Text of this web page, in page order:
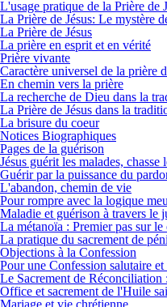
L'usage pratique de la Prière de
La Prière de Jésus: Le mystère
La Prière de Jésus
La prière en esprit et en vérité
Prière vivante
Caractère universel de la prière
En chemin vers la prière
La recherche de Dieu dans la
La Prière de Jésus dans la
La brisure du coeur
Notices Biographiques
Pages de la guérison
Jésus guérit les malades, chasse
Guérir par la puissance du
L'abandon, chemin de vie
Pour rompre avec la logique
Maladie et guérison à travers le
La métanoïa : Premier pas sur
La pratique du sacrement de
Objections à la Confession
Pour une Confession salutaire
Le Sacrement de Réconciliation
Office et sacrement de l'Huile
Mariage et vie chrétienne